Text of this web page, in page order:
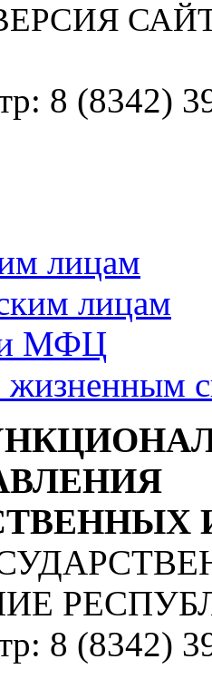
8 (8342)
лицам
лицам
МФЦ
жизненным
8 (8342)